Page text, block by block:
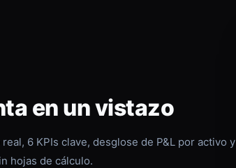
en un vistazo
6 KPIs clave, desglose de P&L por activo y
hojas de cálculo.